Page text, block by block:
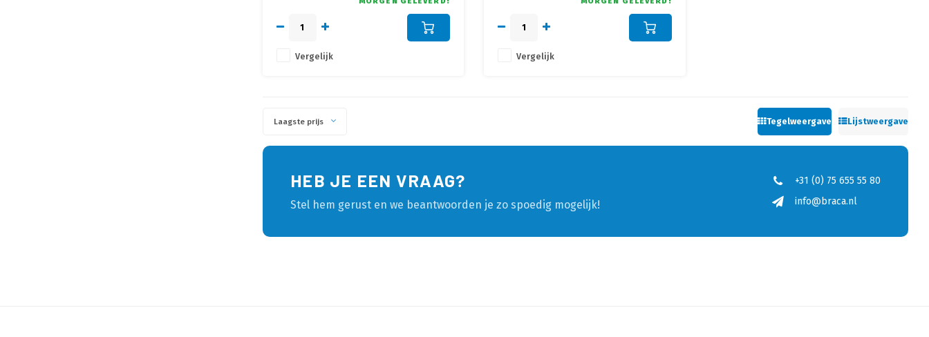
Vergelijk Vergelijk
Laagste prijs Tegelweergave Lijstweergave
HEB JE EEN VRAAG?
Stel hem gerust en we beantwoorden je zo spoedig mogelijk!
+31 (0) 75 655 55 80
info@braca.nl